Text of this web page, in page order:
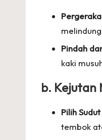
Pindah
kaki
b. Kejutan
Pilih
tembok